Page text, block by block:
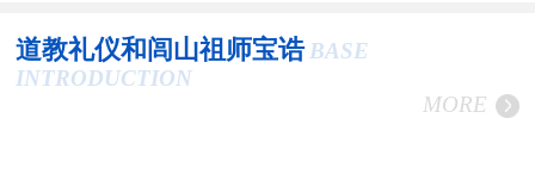
道教礼仪和闾山祖师宝诰 BASE
INTRODUCTION
MORE